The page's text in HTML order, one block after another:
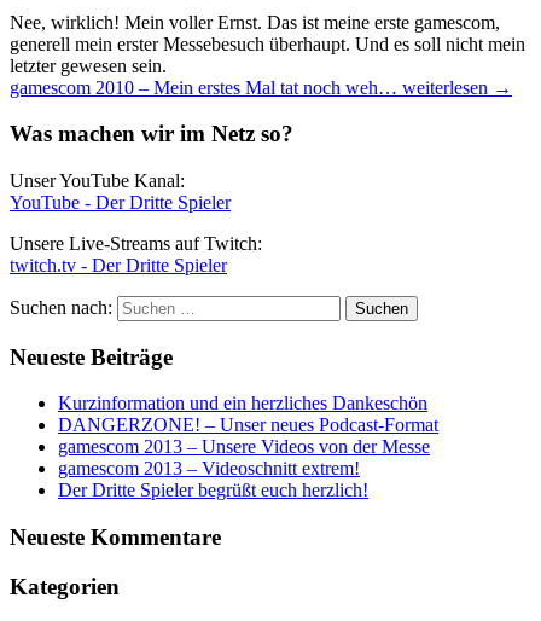
Nee, wirklich! Mein voller Ernst. Das ist meine erste gamescom,
generell mein erster Messebesuch überhaupt. Und es soll nicht mein
letzter gewesen sein.
gamescom 2010 – Mein erstes Mal tat noch weh… weiterlesen →
Was machen wir im Netz so?
Unser YouTube Kanal:
YouTube - Der Dritte Spieler
Unsere Live-Streams auf Twitch:
twitch.tv - Der Dritte Spieler
Suchen nach:
Neueste Beiträge
Kurzinformation und ein herzliches Dankeschön
DANGERZONE! – Unser neues Podcast-Format
gamescom 2013 – Unsere Videos von der Messe
gamescom 2013 – Videoschnitt extrem!
Der Dritte Spieler begrüßt euch herzlich!
Neueste Kommentare
Kategorien